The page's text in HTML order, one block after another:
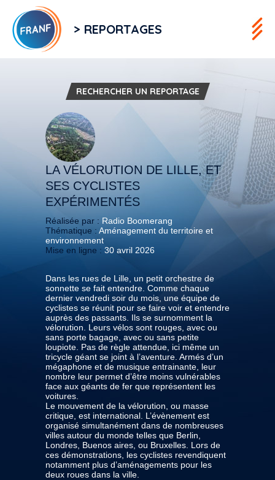
> REPORTAGES
RECHERCHER UN REPORTAGE
LA VÉLORUTION DE LILLE, ET
SES CYCLISTES
EXPÉRIMENTÉS
Réalisée par : Radio Boomerang
Thématique : Aménagement du territoire et
environnement
Mise en ligne : 30 avril 2026
Dans les rues de Lille, un petit orchestre de
sonnette se fait entendre. Comme chaque
dernier vendredi soir du mois, une équipe de
cyclistes se réunit pour se faire voir et entendre
auprès des passants. Ils se surnomment la
vélorution. Leurs vélos sont rouges, avec ou
sans porte bagage, avec ou sans petite
loupiote. Pas de règle attendue, ici même un
tricycle géant se joint à l’aventure. Armés d’un
mégaphone et de musique entrainante, leur
nombre leur permet d’être moins vulnérables
face aux géants de fer que représentent les
voitures.
Le mouvement de la vélorution, ou masse
critique, est international. L’évènement est
organisé simultanément dans de nombreuses
villes autour du monde telles que Berlin,
Londres, Buenos aires, ou Bruxelles. Lors de
ces démonstrations, les cyclistes revendiquent
notamment plus d’aménagements pour les
deux roues dans la ville.